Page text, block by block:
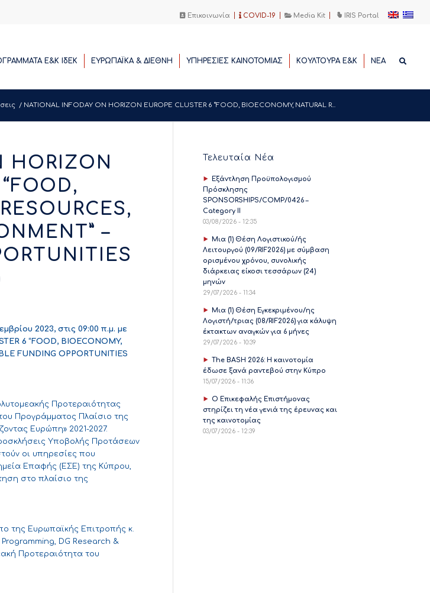
Επικοινωνία COVID-19 Media Kit IRIS Portal
E&K ΙδΕΚ ΕΥΡΩΠΑΪΚΑ & ΔΙΕΘΝΗ ΥΠΗΡΕΣΙΕΣ ΚΑΙΝΟΤΟΜΙΑΣ ΚΟΥΛΤΟΥΡΑ Ε&Κ ΝΕΑ
/ NATIONAL INFODAY ON HORIZON EUROPE CLUSTER 6 “FOOD, BIOECONOMY, NATURAL R...
HORIZON
–
2023, στις 09:00 π.μ. με
6 “FOOD, BIOECONOMY,
FUNDING OPPORTUNITIES
Προτεραιότητας
Προγράμματος Πλαίσιο της
Ευρώπη» 2021-2027.
Υποβολής Προτάσεων
οι υπηρεσίες που
Επαφής (ΕΣΕ) της Κύπρου,
στο πλαίσιο της
της Ευρωπαϊκής Επιτροπής κ.
DG Research &
Προτεραιότητα του
Τελευταία Νέα
Εξάντληση Προϋπολογισμού
Πρόσκλησης
SPONSORSHIPS/COMP/0426 –
Category II
03/08/2026 - 12:35
Μια (1) Θέση Λογιστικού/ής
Λειτουργού (09/RIF2026) με σύμβαση
ορισμένου χρόνου, συνολικής
διάρκειας είκοσι τεσσάρων (24)
μηνών
29/07/2026 - 11:34
Μια (1) Θέση Εγκεκριμένου/ης
Λογιστή/τριας (08/RIF2026) για κάλυψη
έκτακτων αναγκών για 6 μήνες
29/07/2026 - 10:39
The BASH 2026: Η καινοτομία
έδωσε ξανά ραντεβού στην Κύπρο
15/07/2026 - 11:36
Ο Επικεφαλής Επιστήμονας
στηρίζει τη νέα γενιά της έρευνας και
της καινοτομίας
03/07/2026 - 12:39